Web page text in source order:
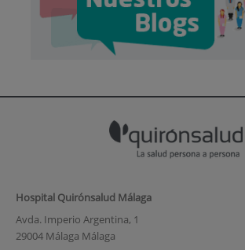
Hospital Quirónsalud Málaga
Avda. Imperio Argentina, 1
29004 Málaga Málaga